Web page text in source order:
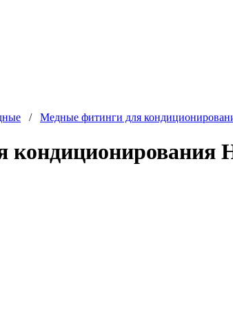
/ Медные фитинги для
кондиционирования